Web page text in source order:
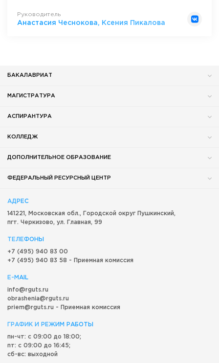
Руководитель
Анастасия Чеснокова, Ксения Пикалова
БАКАЛАВРИАТ
МАГИСТРАТУРА
АСПИРАНТУРА
КОЛЛЕДЖ
ДОПОЛНИТЕЛЬНОЕ ОБРАЗОВАНИЕ
ФЕДЕРАЛЬНЫЙ РЕСУРСНЫЙ ЦЕНТР
АДРЕС
141221, Московская обл., Городской округ Пушкинский,
пгт. Черкизово, ул. Главная, 99
ТЕЛЕФОНЫ
+7 (495) 940 83 00
+7 (495) 940 83 58 - Приемная комиссия
E-MAIL
info@rguts.ru
obrashenia@rguts.ru
priem@rguts.ru - Приемная комиссия
ГРАФИК И РЕЖИМ РАБОТЫ
пн-чт: с 09:00 до 18:00;
пт: с 09:00 до 16:45;
сб-вс: выходной